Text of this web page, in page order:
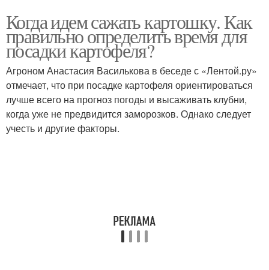
Когда идем сажать картошку. Как
правильно определить время для
посадки картофеля?
Агроном Анастасия Василькова в беседе с «Лентой.ру»
отмечает, что при посадке картофеля ориентироваться
лучше всего на прогноз погоды и высаживать клубни,
когда уже не предвидится заморозков. Однако следует
учесть и другие факторы.